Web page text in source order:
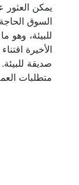
يمكن العثور
السوق
للبيئة، وهو
الأخيرة
صديقة
متطلبات